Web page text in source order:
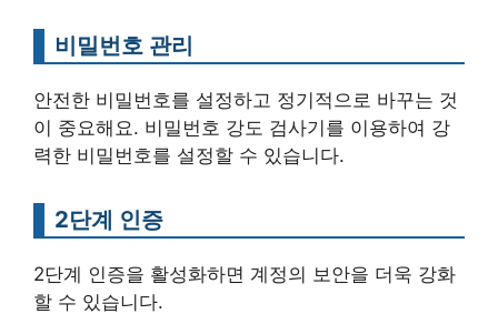
비밀번호 관리
안전한 비밀번호를 설정하고 정기적으로 바꾸는 것
이 중요해요. 비밀번호 강도 검사기를 이용하여 강
력한 비밀번호를 설정할 수 있습니다.
2단계 인증
2단계 인증을 활성화하면 계정의 보안을 더욱 강화
할 수 있습니다.